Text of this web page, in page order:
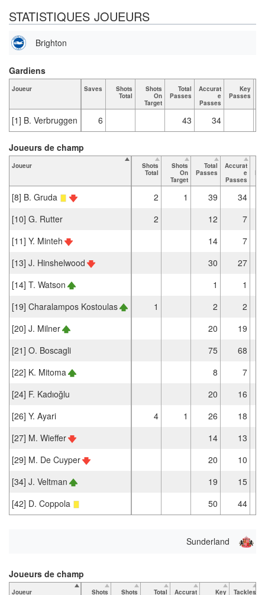
STATISTIQUES JOUEURS
Brighton
Joueur Saves
Shots
Total
Shots
On
Target
Total
Passes
Accurat
e
Passes
Key
Passes
[1] B. Verbruggen 6 43 34
Gardiens
Joueur
Shots
Total
Shots
On
Target
Total
Passes
Accurat
e
Passes
[8] B. Gruda 2 1 39
34
[10] G. Rutter
2 12
7
[11] Y. Minteh
14
7
[13] J. Hinshelwood
30
27
[14] T. Watson
1
1
[19] Charalampos Kostoulas
1 2
2
[20] J. Milner
20
19
[21] O. Boscagli
75
68
[22] K. Mitoma
8
7
[24] F. Kadıoğlu
20
16
[26] Y. Ayari
4 1 26
18
[27] M. Wieffer
14
13
[29] M. De Cuyper
20
10
[34] J. Veltman
19
15
[42] D. Coppola
50 44
Joueurs de champ
Sunderland
Joueur
Shots
Shots
Total
Accurat
Key
Tackles
Joueurs de champ